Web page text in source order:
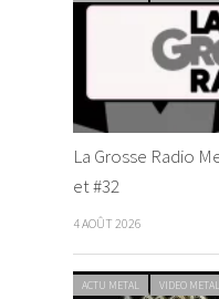
La Grosse Radio
et #32
4 AOÛT 2026
ACTU METAL VIDEO METAL